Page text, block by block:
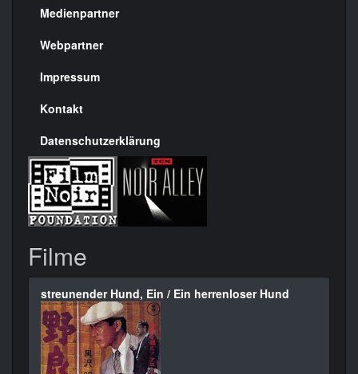
Menülinks
rechte
Seite
Medienpartner
Webpartner
Impressum
Kontakt
Datenschutzerklärung
Filme
streunender Hund, Ein / Ein herrenloser Hund